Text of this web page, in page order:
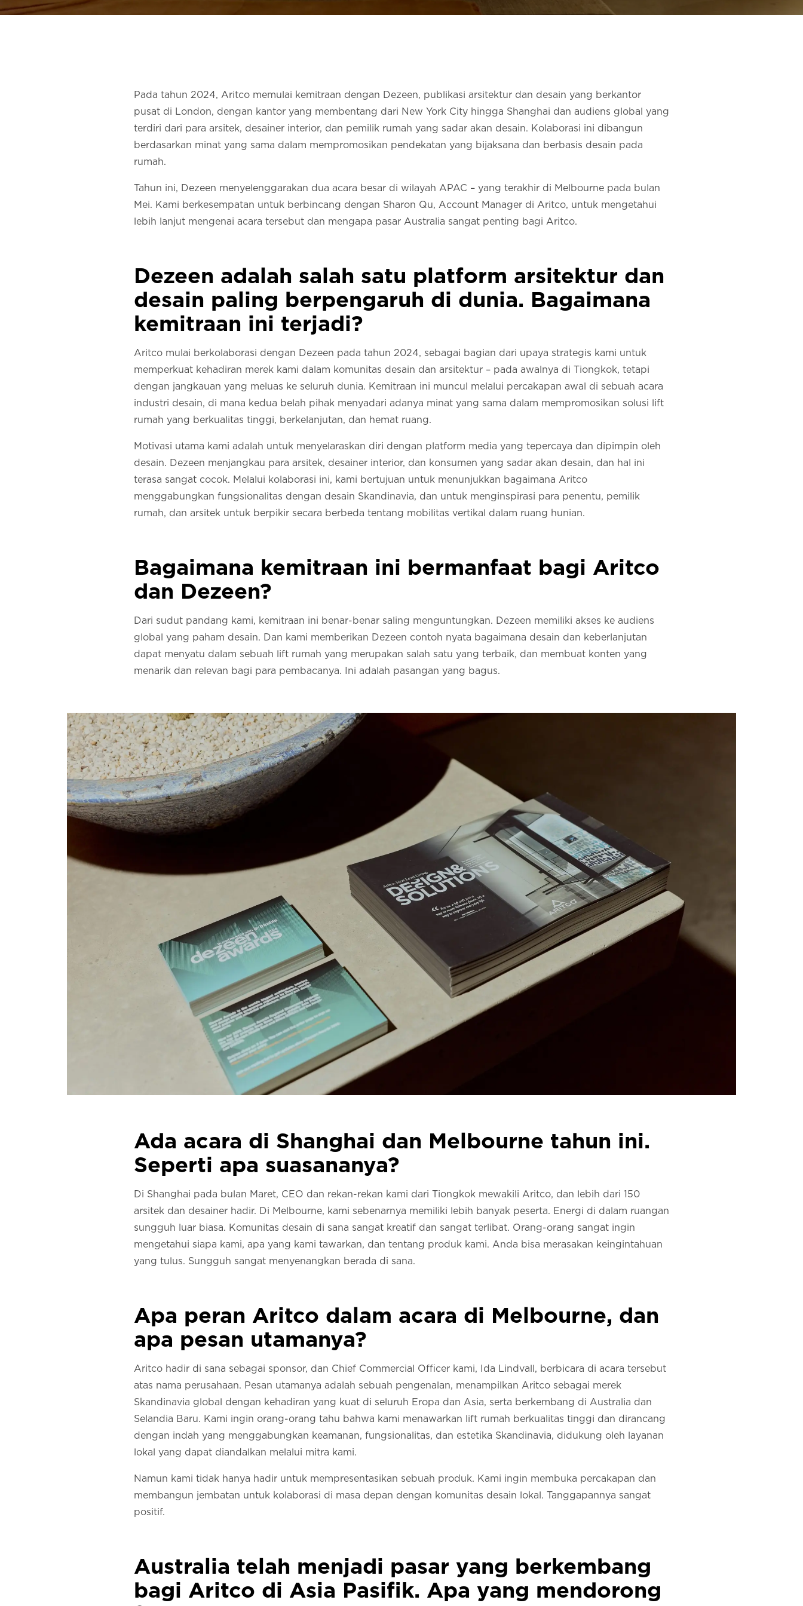
Pada tahun 2024, Aritco memulai kemitraan dengan Dezeen, publikasi arsitektur dan desain yang berkantor
pusat di London, dengan kantor yang membentang dari New York City hingga Shanghai dan audiens global yang
terdiri dari para arsitek, desainer interior, dan pemilik rumah yang sadar akan desain. Kolaborasi ini dibangun
berdasarkan minat yang sama dalam mempromosikan pendekatan yang bijaksana dan berbasis desain pada
rumah.
Tahun ini, Dezeen menyelenggarakan dua acara besar di wilayah APAC – yang terakhir di Melbourne pada bulan
Mei. Kami berkesempatan untuk berbincang dengan Sharon Qu, Account Manager di Aritco, untuk mengetahui
lebih lanjut mengenai acara tersebut dan mengapa pasar Australia sangat penting bagi Aritco.
Dezeen adalah salah satu platform arsitektur dan
desain paling berpengaruh di dunia. Bagaimana
kemitraan ini terjadi?
Aritco mulai berkolaborasi dengan Dezeen pada tahun 2024, sebagai bagian dari upaya strategis kami untuk
memperkuat kehadiran merek kami dalam komunitas desain dan arsitektur – pada awalnya di Tiongkok, tetapi
dengan jangkauan yang meluas ke seluruh dunia. Kemitraan ini muncul melalui percakapan awal di sebuah acara
industri desain, di mana kedua belah pihak menyadari adanya minat yang sama dalam mempromosikan solusi lift
rumah yang berkualitas tinggi, berkelanjutan, dan hemat ruang.
Motivasi utama kami adalah untuk menyelaraskan diri dengan platform media yang tepercaya dan dipimpin oleh
desain. Dezeen menjangkau para arsitek, desainer interior, dan konsumen yang sadar akan desain, dan hal ini
terasa sangat cocok. Melalui kolaborasi ini, kami bertujuan untuk menunjukkan bagaimana Aritco
menggabungkan fungsionalitas dengan desain Skandinavia, dan untuk menginspirasi para penentu, pemilik
rumah, dan arsitek untuk berpikir secara berbeda tentang mobilitas vertikal dalam ruang hunian.
Bagaimana kemitraan ini bermanfaat bagi Aritco
dan Dezeen?
Dari sudut pandang kami, kemitraan ini benar-benar saling menguntungkan. Dezeen memiliki akses ke audiens
global yang paham desain. Dan kami memberikan Dezeen contoh nyata bagaimana desain dan keberlanjutan
dapat menyatu dalam sebuah lift rumah yang merupakan salah satu yang terbaik, dan membuat konten yang
menarik dan relevan bagi para pembacanya. Ini adalah pasangan yang bagus.
Ada acara di Shanghai dan Melbourne tahun ini.
Seperti apa suasananya?
Di Shanghai pada bulan Maret, CEO dan rekan-rekan kami dari Tiongkok mewakili Aritco, dan lebih dari 150
arsitek dan desainer hadir. Di Melbourne, kami sebenarnya memiliki lebih banyak peserta. Energi di dalam ruangan
sungguh luar biasa. Komunitas desain di sana sangat kreatif dan sangat terlibat. Orang-orang sangat ingin
mengetahui siapa kami, apa yang kami tawarkan, dan tentang produk kami. Anda bisa merasakan keingintahuan
yang tulus. Sungguh sangat menyenangkan berada di sana.
Apa peran Aritco dalam acara di Melbourne, dan
apa pesan utamanya?
Aritco hadir di sana sebagai sponsor, dan Chief Commercial Officer kami, Ida Lindvall, berbicara di acara tersebut
atas nama perusahaan. Pesan utamanya adalah sebuah pengenalan, menampilkan Aritco sebagai merek
Skandinavia global dengan kehadiran yang kuat di seluruh Eropa dan Asia, serta berkembang di Australia dan
Selandia Baru. Kami ingin orang-orang tahu bahwa kami menawarkan lift rumah berkualitas tinggi dan dirancang
dengan indah yang menggabungkan keamanan, fungsionalitas, dan estetika Skandinavia, didukung oleh layanan
lokal yang dapat diandalkan melalui mitra kami.
Namun kami tidak hanya hadir untuk mempresentasikan sebuah produk. Kami ingin membuka percakapan dan
membangun jembatan untuk kolaborasi di masa depan dengan komunitas desain lokal. Tanggapannya sangat
positif.
Australia telah menjadi pasar yang berkembang
bagi Aritco di Asia Pasifik. Apa yang mendorong